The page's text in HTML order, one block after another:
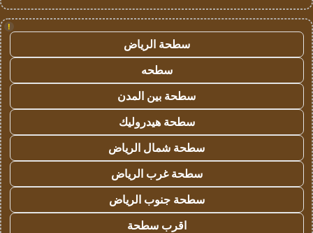
!
سطحة الرياض
سطحه
سطحة بين المدن
سطحة هيدروليك
سطحة شمال الرياض
سطحة غرب الرياض
سطحة جنوب الرياض
اقرب سطحة